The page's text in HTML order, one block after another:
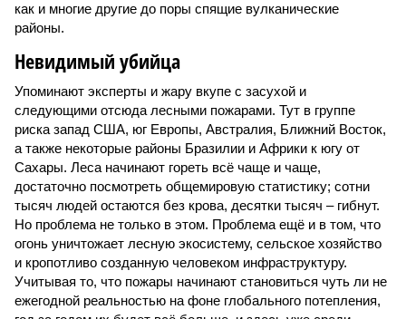
как и многие другие до поры спящие вулканические
районы.
Невидимый убийца
Упоминают эксперты и жару вкупе с засухой и
следующими отсюда лесными пожарами. Тут в группе
риска запад США, юг Европы, Австралия, Ближний Восток,
а также некоторые районы Бразилии и Африки к югу от
Сахары. Леса начинают гореть всё чаще и чаще,
достаточно посмотреть общемировую статистику; сотни
тысяч людей остаются без крова, десятки тысяч – гибнут.
Но проблема не только в этом. Проблема ещё и в том, что
огонь уничтожает лесную экосистему, сельское хозяйство
и кропотливо созданную человеком инфраструктуру.
Учитывая то, что пожары начинают становиться чуть ли не
ежегодной реальностью на фоне глобального потепления,